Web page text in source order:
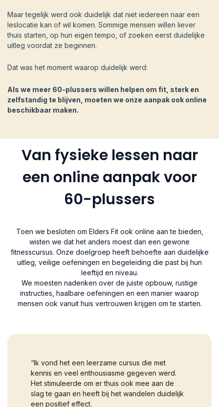
Maar tegelijk werd ook duidelijk dat niet iedereen naar een
leslocatie kan of wil komen. Sommige mensen willen liever
thuis starten, op hun eigen tempo, of zoeken eerst duidelijke
uitleg voordat ze beginnen.
Dat was het moment waarop duidelijk werd:
Als we meer 60-plussers willen helpen om fit, sterk en
zelfstandig te blijven, moeten we onze aanpak ook online
beschikbaar maken.
Van fysieke lessen naar
een online aanpak voor
60-plussers
Toen we besloten om Elders Fit ook online aan te bieden,
wisten we dat het anders moest dan een gewone
fitnesscursus. Onze doelgroep heeft behoefte aan duidelijke
uitleg, veilige oefeningen en begeleiding die past bij hun
leeftijd en niveau.
We moesten nadenken over de juiste opbouw, rustige
instructies, haalbare oefeningen en een manier waarop
mensen ook vanuit huis vertrouwen krijgen om te starten.
“Ik vond het een leerzame cursus die met
kennis en veel enthousiasme gegeven werd.
Het stimuleerde om er thuis ook mee aan de
slag te gaan en heeft bij het wandelen duidelijk
een positief effect.